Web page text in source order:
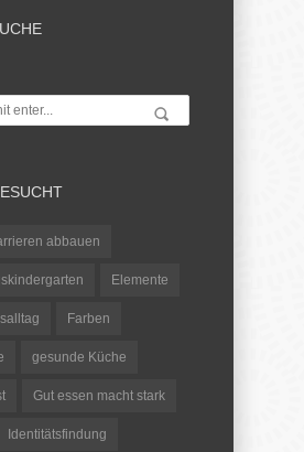
abbauen
Elemente
Farben
gesunde Küche
Gut essen macht stark
Identitätsfindung